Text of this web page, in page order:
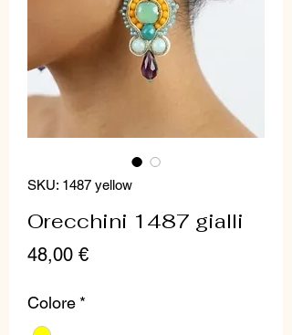
SKU: 1487 yellow
Orecchini 1487 gialli
48,00 €Prezzo
Colore *